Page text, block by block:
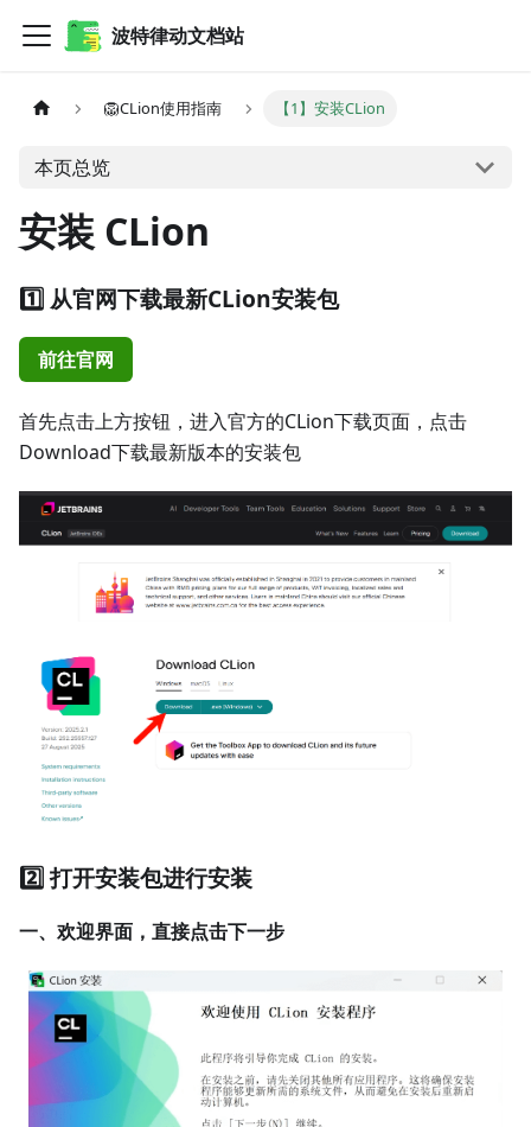
波特律动文档站
🦁CLion使用指南 【1】安装CLion
本页总览
安装 CLion
1️⃣ 从官网下载最新CLion安装包
前往官网
首先点击上方按钮，进入官方的CLion下载页面，点击
Download下载最新版本的安装包
2️⃣ 打开安装包进行安装
一、欢迎界面，直接点击下一步